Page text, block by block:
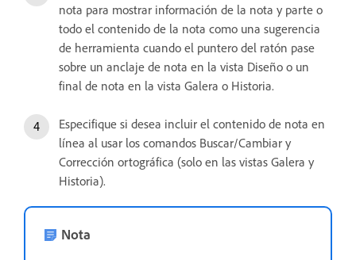
nota para mostrar información de la nota y parte o
todo el contenido de la nota como una sugerencia
de herramienta cuando el puntero del ratón pase
sobre un anclaje de nota en la vista Diseño o un
final de nota en la vista Galera o Historia.
Especifique si desea incluir el contenido de nota en
línea al usar los comandos Buscar/Cambiar y
Corrección ortográfica (solo en las vistas Galera y
Historia).
Nota